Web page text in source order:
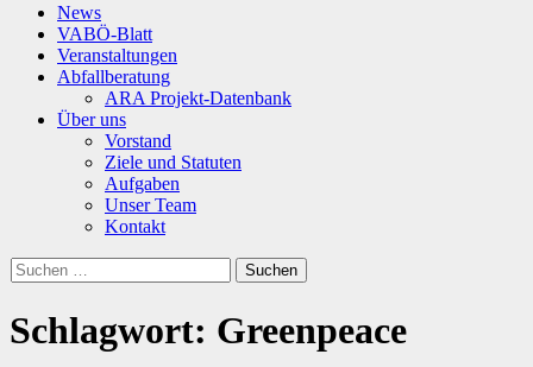
News
VABÖ-Blatt
Veranstaltungen
Abfallberatung
ARA Projekt-Datenbank
Über uns
Vorstand
Ziele und Statuten
Aufgaben
Unser Team
Kontakt
Suchen
nach:
Schlagwort: Greenpeace